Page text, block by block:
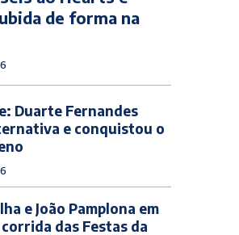
de forma na
Duarte Fernandes
e conquistou o
e João Pamplona em
das Festas da